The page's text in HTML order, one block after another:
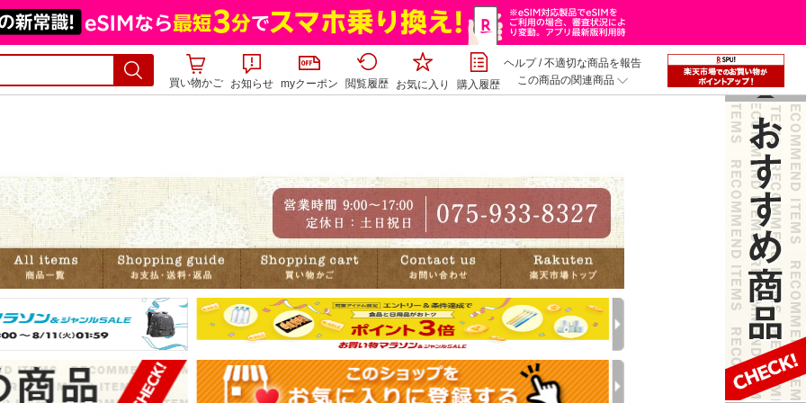
買い物かご お知らせ myクーポン 閲覧履歴 お気に入り 購入履歴
ヘルプ/不適切な商品を報告
この商品の関連商品